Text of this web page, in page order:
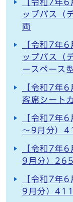
【令和7年
ップバス（
両
【令和7年
ップバス（
ースペース
【令和7年
客席シート
【令和7年
～9月分）
【令和7年
9月分）
【令和7年
9月分）